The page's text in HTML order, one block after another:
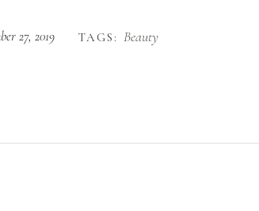
27, 2019 TAGS: Beauty